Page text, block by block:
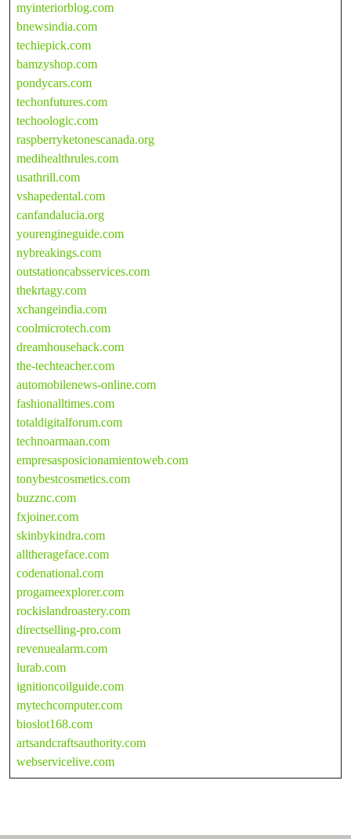
myinteriorblog.com
bnewsindia.com
techiepick.com
bamzyshop.com
pondycars.com
techonfutures.com
techoologic.com
raspberryketonescanada.org
medihealthrules.com
usathrill.com
vshapedental.com
canfandalucia.org
yourengineguide.com
nybreakings.com
outstationcabsservices.com
thekrtagy.com
xchangeindia.com
coolmicrotech.com
dreamhousehack.com
the-techteacher.com
automobilenews-online.com
fashionalltimes.com
totaldigitalforum.com
technoarmaan.com
empresasposicionamientoweb.com
tonybestcosmetics.com
buzznc.com
fxjoiner.com
skinbykindra.com
alltherageface.com
codenational.com
progameexplorer.com
rockislandroastery.com
directselling-pro.com
revenuealarm.com
lurab.com
ignitioncoilguide.com
mytechcomputer.com
bioslot168.com
artsandcraftsauthority.com
webservicelive.com